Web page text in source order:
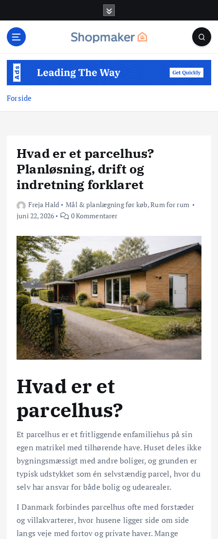
Forside
Hvad er et parcelhus?
Planløsning, drift og
indretning forklaret
Freja Hald Mål & planlægning før køb,Rum for rum
juni 22, 2026
0 Kommentarer
Hvad er et
parcelhus?
Et parcelhus er et fritliggende enfamiliehus på sin
egen matrikel med tilhørende have. Huset deles ikke
bygningsmæssigt med andre boliger, og grunden er
typisk udstykket som én selvstændig parcel, hvor du
selv har ansvar for både bolig og udearealer.
I Danmark forbindes parcelhus ofte med forstæder
og villakvarterer, hvor husene ligger side om side
langs veje med fortov og private haver. Mange